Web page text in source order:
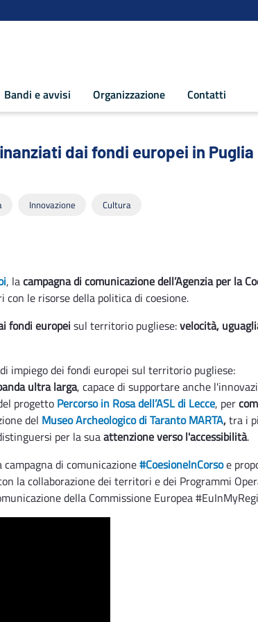
Bandi e avvisi Organizzazione Contatti
dai fondi europei in Puglia
dai fondi europei in Puglia
Innovazione Cultura
, lacampagna di comunicazione dell’Agenzia per la
le risorse della politica di coesione.
fondi europei sul territorio pugliese:velocità,
impiego dei fondi europei sul territorio pugliese:
ultra larga, capace di supportare anche
progetto Percorso in Rosa dell’ASL di Lecce, per
del Museo Archeologico di Taranto MARTA,tra i
per la suaattenzione verso l'accessibilità.
di comunicazione#CoesioneInCorsoe
la collaborazione dei territori e dei Programmi
della Commissione Europea